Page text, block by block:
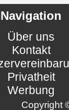
Navigation
Über uns
Kontakt
Privatheit
Werbung
Copyright